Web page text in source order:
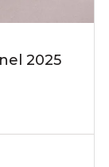
2025